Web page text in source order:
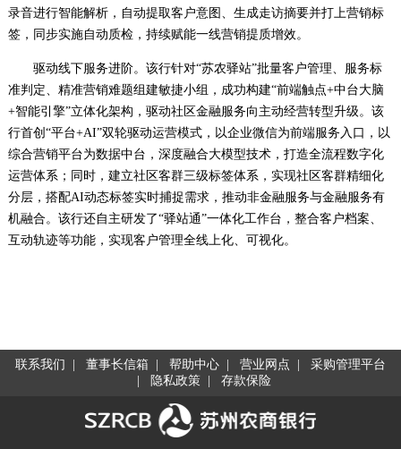
录音进行智能解析，自动提取客户意图、生成走访摘要并打上营销标
签，同步实施自动质检，持续赋能一线营销提质增效。
驱动线下服务进阶。该行针对“苏农驿站”批量客户管理、服务标
准判定、精准营销难题组建敏捷小组，成功构建“前端触点+中台大脑
+智能引擎”立体化架构，驱动社区金融服务向主动经营转型升级。该
行首创“平台+AI”双轮驱动运营模式，以企业微信为前端服务入口，以
综合营销平台为数据中台，深度融合大模型技术，打造全流程数字化
运营体系；同时，建立社区客群三级标签体系，实现社区客群精细化
分层，搭配AI动态标签实时捕捉需求，推动非金融服务与金融服务有
机融合。该行还自主研发了“驿站通”一体化工作台，整合客户档案、
互动轨迹等功能，实现客户管理全线上化、可视化。
联系我们 董事长信箱 帮助中心 营业网点
采购管理平台
隐私政策 存款保险